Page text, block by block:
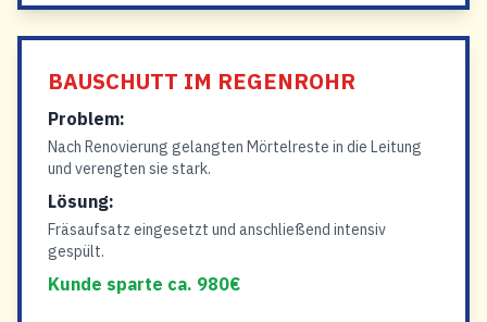
BAUSCHUTT IM REGENROHR
Problem:
Nach Renovierung gelangten Mörtelreste in die Leitung
und verengten sie stark.
Lösung:
Fräsaufsatz eingesetzt und anschließend intensiv
gespült.
Kunde sparte ca. 980€